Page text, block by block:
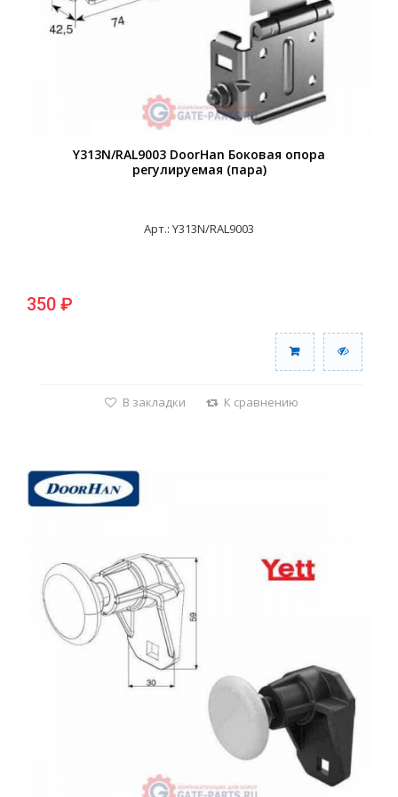
Y313N/RAL9003 DoorHan Боковая опора
регулируемая (пара)
Арт.: Y313N/RAL9003
350 ₽
В закладки К сравнению